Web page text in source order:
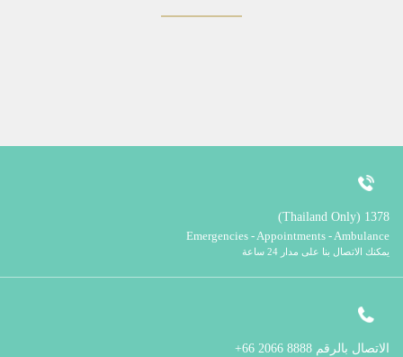
1378 (Thailand Only)
Emergencies - Appointments - Ambulance
يمكنك الاتصال بنا على مدار 24 ساعة
الاتصال بالرقم